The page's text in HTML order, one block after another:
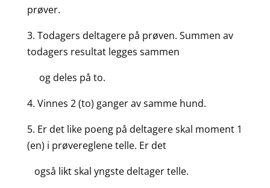
prøver.
3. Todagers deltagere på prøven. Summen av
todagers resultat legges sammen
og deles på to.
4. Vinnes 2 (to) ganger av samme hund.
5. Er det like poeng på deltagere skal moment 1
(en) i prøvereglene telle. Er det
også likt skal yngste deltager telle.